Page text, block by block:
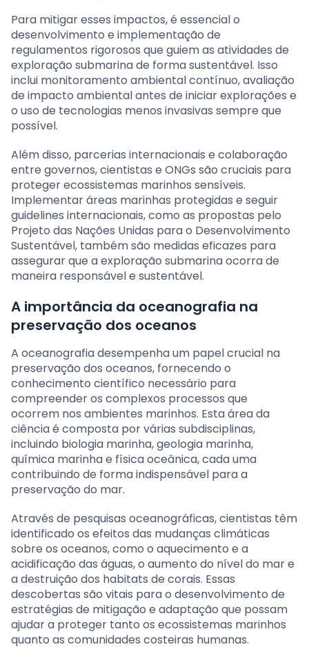
Para mitigar esses impactos, é essencial o
desenvolvimento e implementação de
regulamentos rigorosos que guiem as atividades de
exploração submarina de forma sustentável. Isso
inclui monitoramento ambiental contínuo, avaliação
de impacto ambiental antes de iniciar explorações e
o uso de tecnologias menos invasivas sempre que
possível.
Além disso, parcerias internacionais e colaboração
entre governos, cientistas e ONGs são cruciais para
proteger ecossistemas marinhos sensíveis.
Implementar áreas marinhas protegidas e seguir
guidelines internacionais, como as propostas pelo
Projeto das Nações Unidas para o Desenvolvimento
Sustentável, também são medidas eficazes para
assegurar que a exploração submarina ocorra de
maneira responsável e sustentável.
A importância da oceanografia na
preservação dos oceanos
A oceanografia desempenha um papel crucial na
preservação dos oceanos, fornecendo o
conhecimento científico necessário para
compreender os complexos processos que
ocorrem nos ambientes marinhos. Esta área da
ciência é composta por várias subdisciplinas,
incluindo biologia marinha, geologia marinha,
química marinha e física oceânica, cada uma
contribuindo de forma indispensável para a
preservação do mar.
Através de pesquisas oceanográficas, cientistas têm
identificado os efeitos das mudanças climáticas
sobre os oceanos, como o aquecimento e a
acidificação das águas, o aumento do nível do mar e
a destruição dos habitats de corais. Essas
descobertas são vitais para o desenvolvimento de
estratégias de mitigação e adaptação que possam
ajudar a proteger tanto os ecossistemas marinhos
quanto as comunidades costeiras humanas.